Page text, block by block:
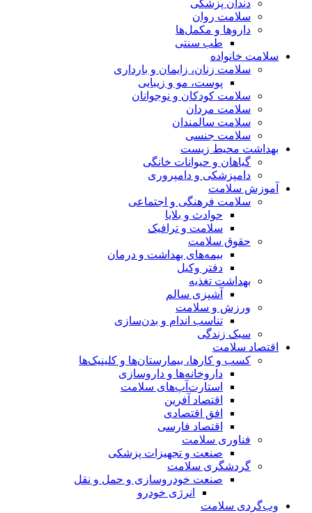
دندان پزشکی
سلامت روان
داروها و مکمل‌ها
طب سنتی
سلامت خانواده
سلامت زنان، زایمان و بارداری
پوست، مو و زیبایی
سلامت کودکان و نوجوانان
سلامت مردان
سلامت سالمندان
سلامت جنسی
بهداشت محیط زیست
گیاهان و حیوانات خانگی
دامپزشکی و دامپروری
آموزش سلامت
سلامت فرهنگی و اجتماعی
حوادث و بلایا
سلامت و ترافیک
حقوق سلامت
بیمه‌های بهداشت و درمان
دفتر وکیل
بهداشت تغذیه
آشپزی سالم
ورزش و سلامت
تناسب اندام و بدن‌سازی
سبک زندگی
اقتصاد سلامت
کسب و کارها، بیمارستان‌ها و کلینیک‌ها
داروخانه‌ها و داروسازی
استارت‌آپ‌های سلامت
اقتصاد آفرین
افق اقتصادی
اقتصاد فارسی
فناوری سلامت
صنعت و تجهیزات پزشکی
گردشگری سلامت
صنعت خودروسازی و حمل و نقل
انرژی خودرو
وب‌گردی سلامت